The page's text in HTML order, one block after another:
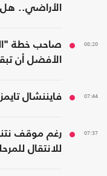
الأراضي.. هل
08:20
صاحب خطة
الأفضل أن
07:44 فايننشال
07:37
رغم موقف
للانتقال